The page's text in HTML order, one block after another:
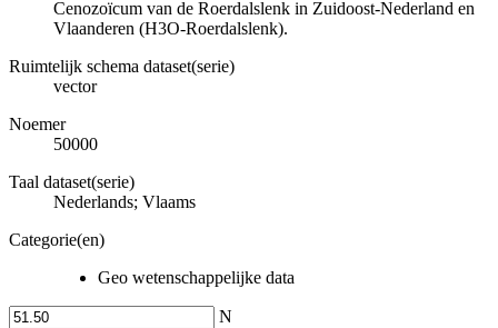
Cenozoïcum van de Roerdalslenk in Zuidoost-Nederland en
Vlaanderen (H3O-Roerdalslenk).
Ruimtelijk schema dataset(serie)
vector
Noemer
50000
Taal dataset(serie)
Nederlands; Vlaams
Categorie(en)
Geo wetenschappelijke data
N